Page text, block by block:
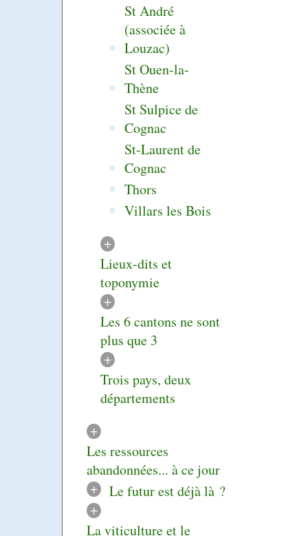
St André
(associée à
Louzac)
St Ouen-la-
Thène
St Sulpice de
Cognac
St-Laurent de
Cognac
Thors
Villars les Bois
+
Lieux-dits et
toponymie
+
Les 6 cantons ne sont
plus que 3
+
Trois pays, deux
départements
+
Les ressources
abandonnées... à ce jour
+
Le futur est déjà là ?
+
La viticulture et le